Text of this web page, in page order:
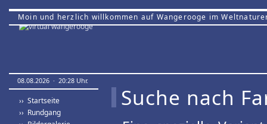
Moin und herzlich willkommen auf Wangerooge im
08.08.2026 · 20:28 Uhr.
›› Startseite
›› Rundgang
Suche nach